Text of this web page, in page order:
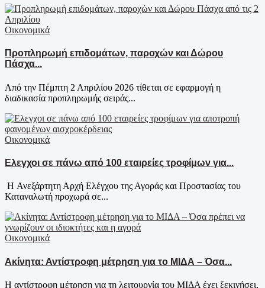
Οικονομικά
Προπληρωμή επιδομάτων, παροχών και Δώρου
Πάσχα...
Από την Πέμπτη 2 Απριλίου 2026 τίθεται σε εφαρμογή η
διαδικασία προπληρωμής σειράς...
Οικονομικά
Ελεγχοι σε πάνω από 100 εταιρείες τροφίμων για...
Η Ανεξάρτητη Αρχή Ελέγχου της Αγοράς και Προστασίας του
Καταναλωτή προχωρά σε...
Οικονομικά
Ακίνητα: Αντίστροφη μέτρηση για το ΜΙΔΑ – Όσα...
Η αντίστροφη μέτρηση για τη λειτουργία του ΜΙΔΑ έχει ξεκινήσει,